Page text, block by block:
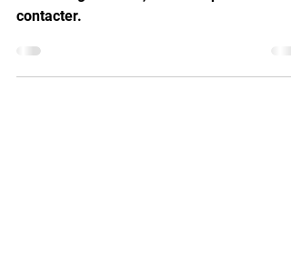
Des chariots fiables et robustes, pour plus
de renseignements, n'hésitez pas à nous
contacter.